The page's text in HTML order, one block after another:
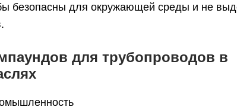
безопасны для окружающей среды и не
для трубопроводов в